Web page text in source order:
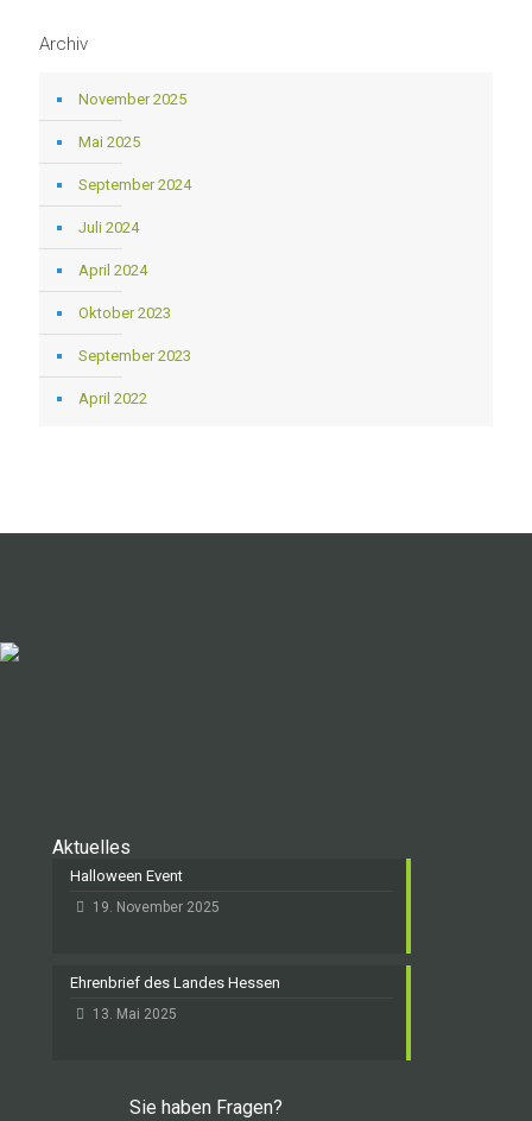
Archiv
November 2025
Mai 2025
September 2024
Juli 2024
April 2024
Oktober 2023
September 2023
April 2022
Aktuelles
Halloween Event
19. November 2025
Ehrenbrief des Landes Hessen
13. Mai 2025
Sie haben Fragen?